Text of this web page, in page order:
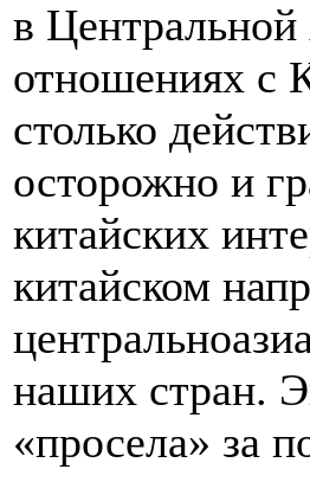
в
отношениях с
столько
осторожно и
китайских
китайском
наших стран.
«просела» за